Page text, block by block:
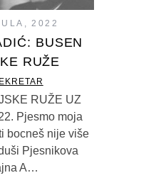
2022
BUSEN
RUŽE
RUŽE UZ
Pjesmo moja
bocneš nije više
Pjesnikova
A…